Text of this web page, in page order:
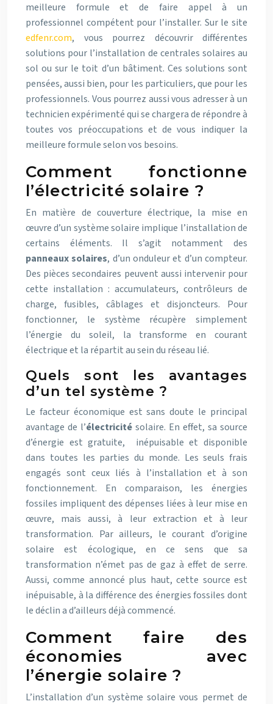
meilleure formule et de faire appel à un
professionnel compétent pour l’installer. Sur le site
edfenr.com, vous pourrez découvrir différentes
solutions pour l’installation de centrales solaires au
sol ou sur le toit d’un bâtiment. Ces solutions sont
pensées, aussi bien, pour les particuliers, que pour les
professionnels. Vous pourrez aussi vous adresser à un
technicien expérimenté qui se chargera de répondre à
toutes vos préoccupations et de vous indiquer la
meilleure formule selon vos besoins.
Comment fonctionne
l’électricité solaire ?
En matière de couverture électrique, la mise en
œuvre d’un système solaire implique l’installation de
certains éléments. Il s’agit notamment des
panneaux solaires, d’un onduleur et d’un compteur.
Des pièces secondaires peuvent aussi intervenir pour
cette installation : accumulateurs, contrôleurs de
charge, fusibles, câblages et disjoncteurs. Pour
fonctionner, le système récupère simplement
l’énergie du soleil, la transforme en courant
électrique et la répartit au sein du réseau lié.
Quels sont les avantages
d’un tel système ?
Le facteur économique est sans doute le principal
avantage de l’électricité solaire. En effet, sa source
d’énergie est gratuite, inépuisable et disponible
dans toutes les parties du monde. Les seuls frais
engagés sont ceux liés à l’installation et à son
fonctionnement. En comparaison, les énergies
fossiles impliquent des dépenses liées à leur mise en
œuvre, mais aussi, à leur extraction et à leur
transformation. Par ailleurs, le courant d’origine
solaire est écologique, en ce sens que sa
transformation n’émet pas de gaz à effet de serre.
Aussi, comme annoncé plus haut, cette source est
inépuisable, à la différence des énergies fossiles dont
le déclin a d’ailleurs déjà commencé.
Comment faire des
économies avec
l’énergie solaire ?
L’installation d’un système solaire vous permet de